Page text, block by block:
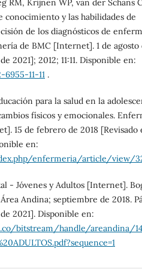
RM, Krijnen WP, van der Schans
y las habilidades de
de los diagnósticos de
de BMC [Internet]. 1 de agosto
2021]; 2012; 11:11. Disponible en:
11-11 .
para la salud en la
físicos y emocionales.
15 de febrero de 2018 [Revisado
en:
enfermeria/article/view/
- Jóvenes y Adultos [Internet].
Andina; septiembre de 2018.
2021]. Disponible en:
bitstream/handle/areandina/